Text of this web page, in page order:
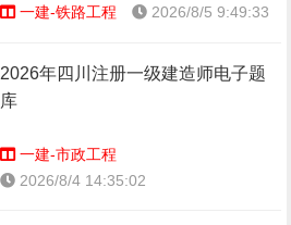
一建-铁路工程 2026/8/5 9:49:33
2026年四川注册一级建造师电子题
库
一建-市政工程
2026/8/4 14:35:02